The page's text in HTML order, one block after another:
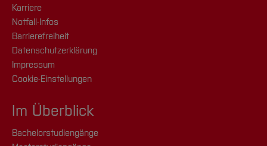
Karriere
Notfall-Infos
Barrierefreiheit
Datenschutzerklärung
Impressum
Cookie-Einstellungen
Im Überblick
Bachelorstudiengänge